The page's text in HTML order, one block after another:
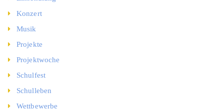
Konzert
Musik
Projekte
Projektwoche
Schulfest
Schulleben
Wettbewerbe